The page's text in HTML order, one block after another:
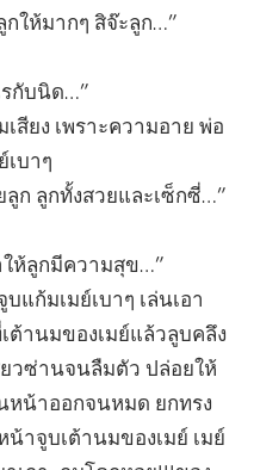
ให้มากๆ สิจ๊ะลูก…”
กับนิด…”
สียง เพราะความอาย พ่อ
เบาๆ
ก ลูกทั้งสวยและเซ็กซี่…”
ให้ลูกมีความสุข…”
ก้มเมย์เบาๆ เล่นเอา
ต้านมของเมย์แล้วลูบคลึง
ยวซ่านจนลืมตัว ปล่อยให้
หน้าออกจนหมด ยกทรง
าจูบเต้านมของเมย์ เมย์